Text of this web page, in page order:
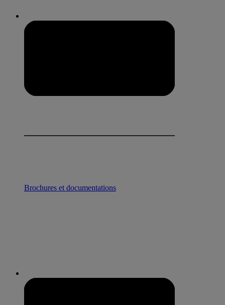
Brochures et documentations